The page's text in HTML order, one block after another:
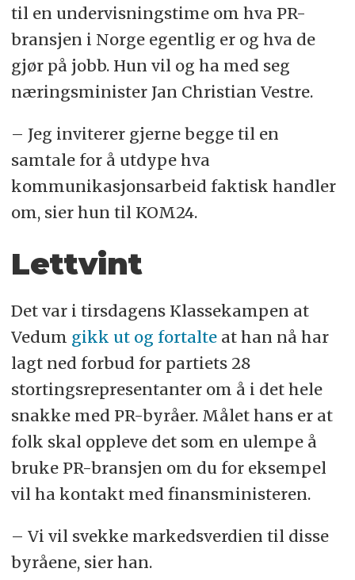
til en undervisningstime om hva PR-
bransjen i Norge egentlig er og hva de
gjør på jobb. Hun vil og ha med seg
næringsminister Jan Christian Vestre.
– Jeg inviterer gjerne begge til en
samtale for å utdype hva
kommunikasjonsarbeid faktisk handler
om, sier hun til KOM24.
Lettvint
Det var i tirsdagens Klassekampen at
Vedum gikk ut og fortalte at han nå har
lagt ned forbud for partiets 28
stortingsrepresentanter om å i det hele
snakke med PR-byråer. Målet hans er at
folk skal oppleve det som en ulempe å
bruke PR-bransjen om du for eksempel
vil ha kontakt med finansministeren.
– Vi vil svekke markedsverdien til disse
byråene, sier han.